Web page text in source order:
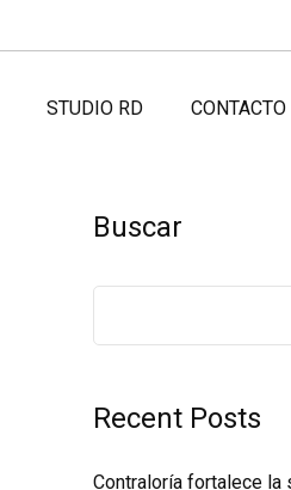
STUDIO RD CONTACTO
Buscar
Recent Posts
Contraloría fortalece la